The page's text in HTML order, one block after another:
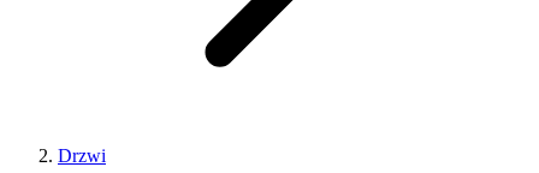
Drzwi